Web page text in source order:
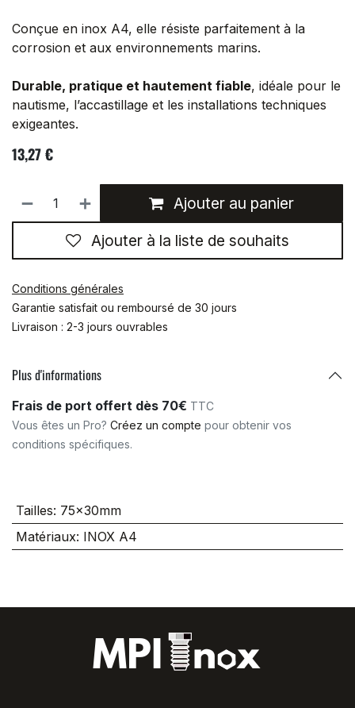
Conçue en inox A4, elle résiste parfaitement à la
corrosion et aux environnements marins.
Durable, pratique et hautement fiable, idéale pour le
nautisme, l’accastillage et les installations techniques
exigeantes.
13,27€
Ajouter au panier
Ajouter à la liste de souhaits
Conditions générales
Garantie satisfait ou remboursé de 30 jours
Livraison : 2-3 jours ouvrables
Plus d'informations
Frais de port offert dès 70€ TTC
Vous êtes un Pro? Créez un compte pour obtenir vos
conditions spécifiques.
Tailles: 75x30mm
Matériaux: INOX A4